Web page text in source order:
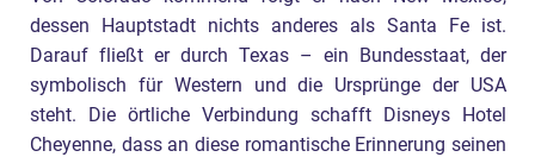
dessen Hauptstadt nichts anderes als Santa Fe ist.
Darauf fließt er durch Texas – ein Bundesstaat, der
symbolisch für Western und die Ursprünge der USA
steht. Die örtliche Verbindung schafft Disneys Hotel
Cheyenne, dass an diese romantische Erinnerung seinen